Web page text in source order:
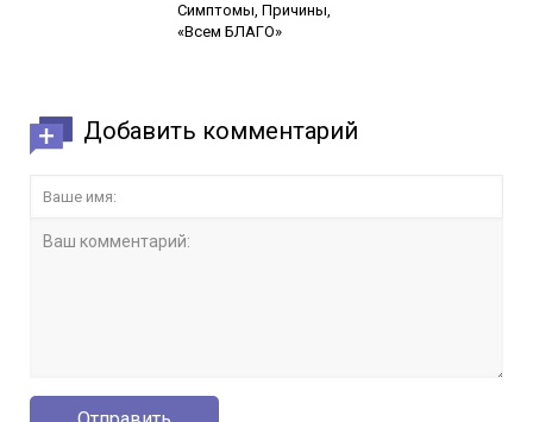
Симптомы, Причины,
«Всем БЛАГО»
Добавить комментарий